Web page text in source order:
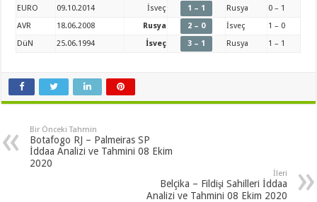
EURO 09.10.2014 İsveç 1 – 1 Rusya
0 – 1
AVR
18.06.2008 Rusya 2 – 0 İsveç
1 – 0
DüN
25.06.1994 İsveç 3 – 1 Rusya 1 – 1
Bir Önceki Tahmin
Botafogo RJ – Palmeiras SP
İddaa Analizi ve Tahmini 08 Ekim
2020
İleri
Belçika – Fildişi Sahilleri İddaa
Analizi ve Tahmini 08 Ekim 2020